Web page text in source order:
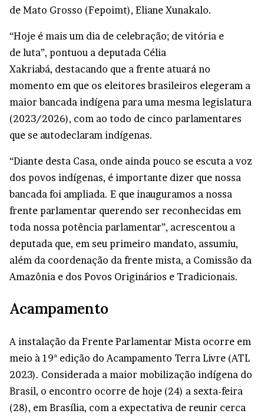
de Mato Grosso (Fepoimt), Eliane Xunakalo.
“Hoje é mais um dia de celebração; de vitória e
de luta”, pontuou a deputada Célia
Xakriabá, destacando que a frente atuará no
momento em que os eleitores brasileiros elegeram a
maior bancada indígena para uma mesma legislatura
(2023/2026), com ao todo de cinco parlamentares
que se autodeclaram indígenas.
“Diante desta Casa, onde ainda pouco se escuta a voz
dos povos indígenas, é importante dizer que nossa
bancada foi ampliada. E que inauguramos a nossa
frente parlamentar querendo ser reconhecidas em
toda nossa potência parlamentar”, acrescentou a
deputada que, em seu primeiro mandato, assumiu,
além da coordenação da frente mista, a Comissão da
Amazônia e dos Povos Originários e Tradicionais.
Acampamento
A instalação da Frente Parlamentar Mista ocorre em
meio à 19ª edição do Acampamento Terra Livre (ATL
2023). Considerada a maior mobilização indígena do
Brasil, o encontro ocorre de hoje (24) a sexta-feira
(28), em Brasília, com a expectativa de reunir cerca